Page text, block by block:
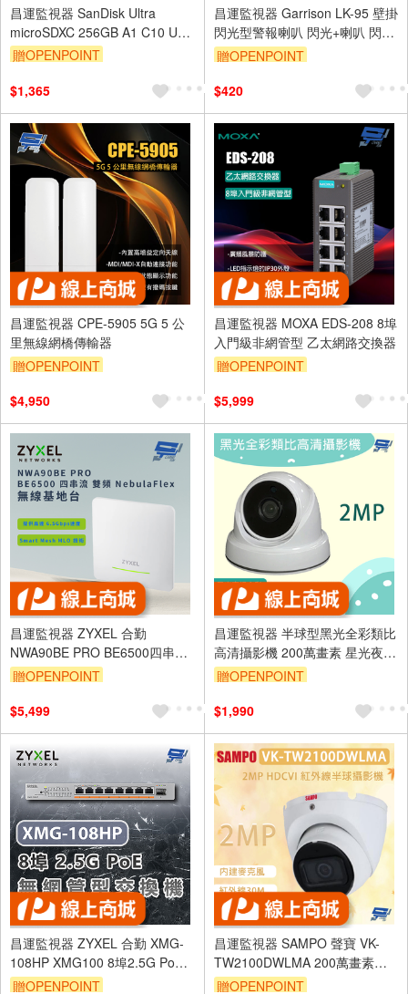
昌運監視器 SanDisk Ultra
microSDXC 256GB A1 C10 U1
UHS-I 記憶卡
贈OPENPOINT
$1,365
昌運監視器 Garrison LK-95 壁掛
閃光型警報喇叭 閃光+喇叭 閃光
三線式 8只強光LED
贈OPENPOINT
$420
昌運監視器 CPE-5905 5G 5 公
里無線網橋傳輸器
贈OPENPOINT
$4,950
昌運監視器 MOXA EDS-208 8埠
入門級非網管型 乙太網路交換器
贈OPENPOINT
$5,999
昌運監視器 ZYXEL 合勤
NWA90BE PRO BE6500四串流
WiFi 7雙頻 NebulaFlex無線基地
贈OPENPOINT
$5,499
昌運監視器 半球型黑光全彩類比
高清攝影機 200萬畫素 星光夜視
全彩 讓畫面不再黑白
贈OPENPOINT
$1,990
昌運監視器 ZYXEL 合勤 XMG-
108HP XMG100 8埠2.5G PoE
無網管交換機 含10G上行
贈OPENPOINT
昌運監視器 SAMPO 聲寶 VK-
TW2100DWLMA 200萬畫素
HDCVI 紅外線半球攝影機 內建
贈OPENPOINT